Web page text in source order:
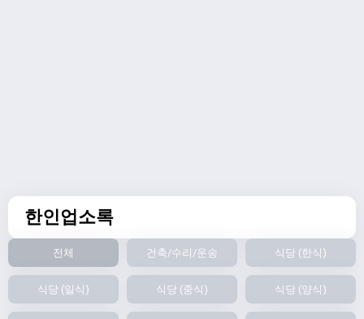
한인업소록
전체 건축/수리/운송 식당 (한식)
식당 (일식) 식당 (중식) 식당 (양식)